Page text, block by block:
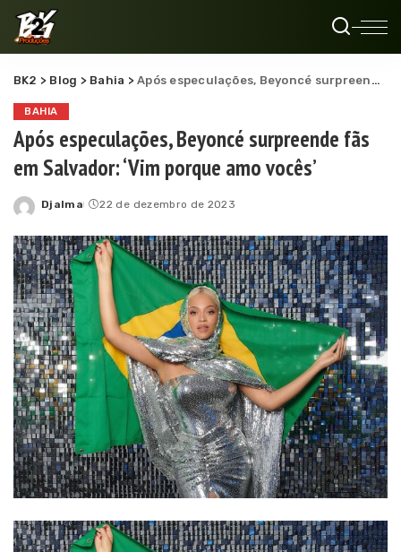
BK2 > Blog > Bahia >Após especulações, Beyoncé surpreende fãs em Salvador: ‘Vim porque amo vocês’
BAHIA
Após especulações, Beyoncé surpreende fãs
em Salvador: ‘Vim porque amo vocês’
Posted
Djalma 22 de dezembro de 2023